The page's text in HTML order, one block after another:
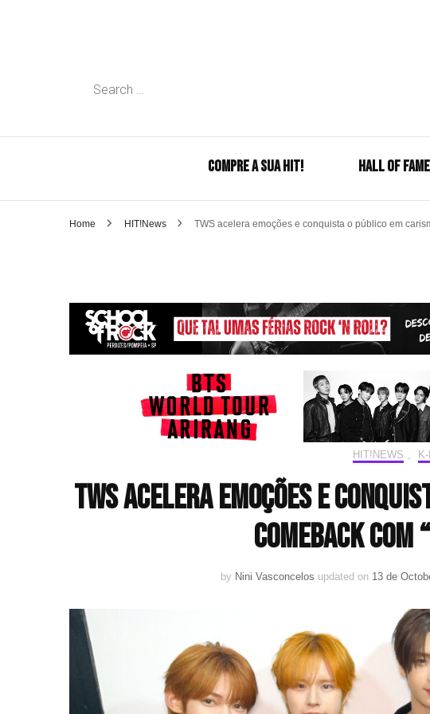
Search
COMPRE A SUA HIT! HALL OF FAME
Home HIT!News TWS acelera emoções e conquista o público em
HIT!NEWS
TWS acelera emoções e
comeback com
by Nini Vasconcelos updated on 13 de